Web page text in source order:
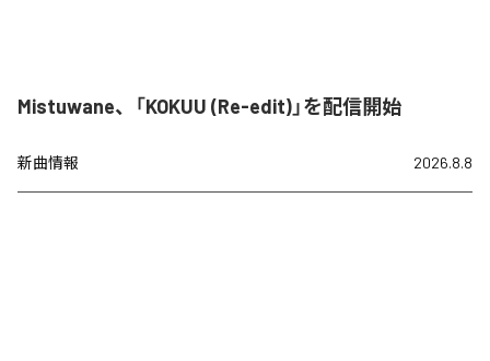
Mistuwane、「KOKUU (Re-edit)」を配信開始
新曲情報 2026.8.8